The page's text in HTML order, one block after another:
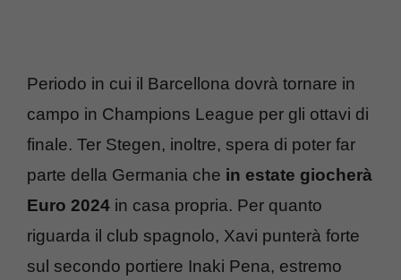
Periodo in cui il Barcellona dovrà tornare in
campo in Champions League per gli ottavi di
finale. Ter Stegen, inoltre, spera di poter far
parte della Germania che in estate giocherà
Euro 2024 in casa propria. Per quanto
riguarda il club spagnolo, Xavi punterà forte
sul secondo portiere Inaki Pena, estremo